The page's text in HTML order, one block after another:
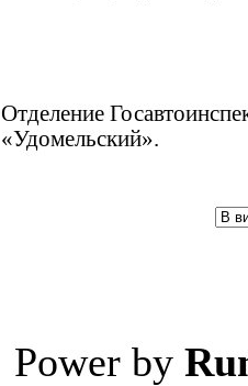
Отделение
«Удомельский».
Power by